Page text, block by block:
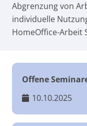
Abgrenzung von
individuelle
HomeOffice-Arbeit
Offene
10.10.2025